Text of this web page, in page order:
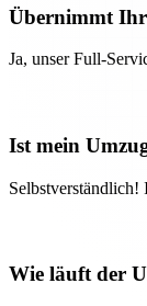
Übernimmt Ihr
Ja, unser Full-
Ist mein
Selbstverständlich!
Wie läuft der